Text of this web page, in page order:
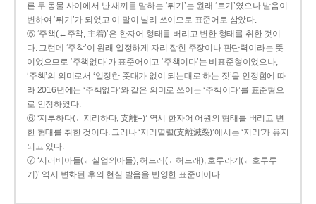
른 두 동물 사이에서 난 새끼를 말하는 ‘튀기’는 원래 ‘트기’였으나 발음이
변하여 ‘튀기’가 되었고 이 말이 널리 쓰이므로 표준어로 삼았다.
⑤ ‘주책(←주착, 主着)’은 한자어 형태를 버리고 변한 형태를 취한 것이
다. 그런데 ‘주착’이 원래 일정하게 자리 잡힌 주장이나 판단력이라는 뜻
이었으므로 ‘주책없다’가 표준어이고 ‘주책이다’는 비표준형이었으나,
‘주책’의 의미로서 ‘일정한 줏대가 없이 되는대로 하는 짓’을 인정함에 따
라 2016년에는 ‘주책없다’와 같은 의미로 쓰이는 ‘주책이다’를 표준형으
로 인정하였다.
⑥ ‘지루하다(←지리하다, 支離--)’ 역시 한자어 어원의 형태를 버리고 변
한 형태를 취한 것이다. 그러나 ‘지리멸렬(支離滅裂)’에서는 ‘지리’가 유지
되고 있다.
⑦ ‘시러베아들(←실업의아들), 허드레(←허드래), 호루라기(←호루루
기)’ 역시 변화된 후의 현실 발음을 반영한 표준어이다.